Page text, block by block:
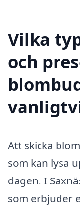
Vilka
och
Att skicka
som kan lysa
dagen. I
som erbjuder